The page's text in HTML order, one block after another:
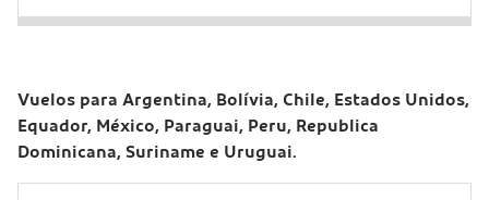
Vuelos para Argentina, Bolívia, Chile, Estados Unidos,
Equador, México, Paraguai, Peru, Republica
Dominicana, Suriname e Uruguai.